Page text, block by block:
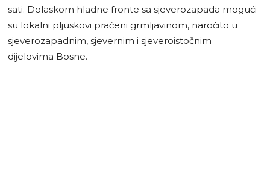
sati. Dolaskom hladne fronte sa sjeverozapada mogući
su lokalni pljuskovi praćeni grmljavinom, naročito u
sjeverozapadnim, sjevernim i sjeveroistočnim
dijelovima Bosne.